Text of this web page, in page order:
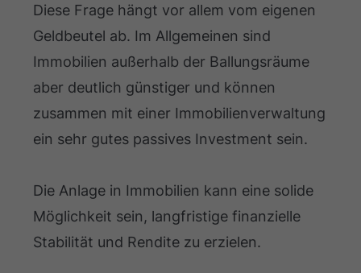
Diese Frage hängt vor allem vom eigenen
Geldbeutel ab. Im Allgemeinen sind
Immobilien außerhalb der Ballungsräume
aber deutlich günstiger und können
zusammen mit einer Immobilienverwaltung
ein sehr gutes passives Investment sein.
Die Anlage in Immobilien kann eine solide
Möglichkeit sein, langfristige finanzielle
Stabilität und Rendite zu erzielen.